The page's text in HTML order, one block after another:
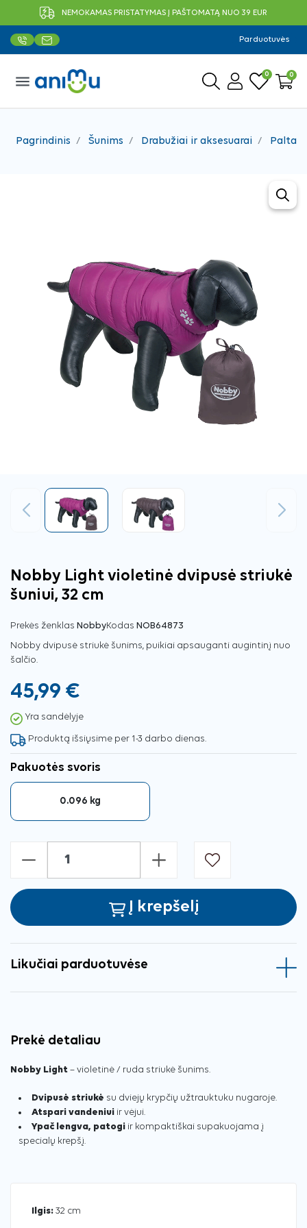
NEMOKAMAS PRISTATYMAS Į PAŠTOMATĄ NUO 39 EUR
Parduotuvės
menu 0 0
Pagrindinis Šunims Drabužiai ir aksesuarai Paltai,
Ankstesnis Tęsti
Nobby Light violetinė dvipusė striukė
šuniui, 32 cm
Prekės ženklas NobbyKodas NOB64873
Nobby dvipusė striukė šunims, puikiai apsauganti augintinį nuo
šalčio.
45,99 €
Yra sandėlyje
Produktą išsiųsime per 1-3 darbo dienas.
Pakuotės svoris
0.096 kg
- +
Į krepšelį
Likučiai parduotuvėse
Prekė detaliau
Nobby Light – violetinė / ruda striukė šunims.
Dvipusė striukė su dviejų krypčių užtrauktuku nugaroje.
Atspari vandeniui ir vėjui.
Ypač lengva, patogi ir kompaktiškai supakuojama į
specialų krepšį.
Ilgis: 32 cm